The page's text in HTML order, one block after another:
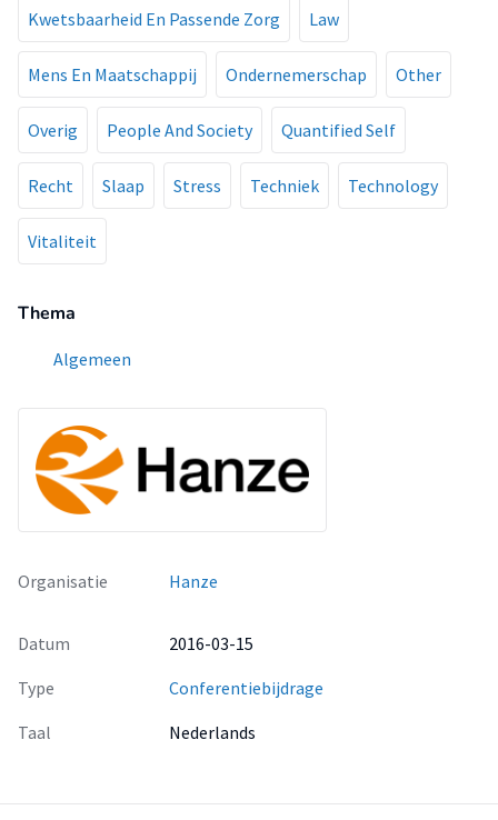
Kwetsbaarheid En Passende Zorg Law
Mens En Maatschappij Ondernemerschap Other
Overig People And Society Quantified Self
Recht Slaap Stress Techniek Technology
Vitaliteit
Thema
Algemeen
Organisatie Hanze
Datum
2016-03-15
Type
Conferentiebijdrage
Taal
Nederlands